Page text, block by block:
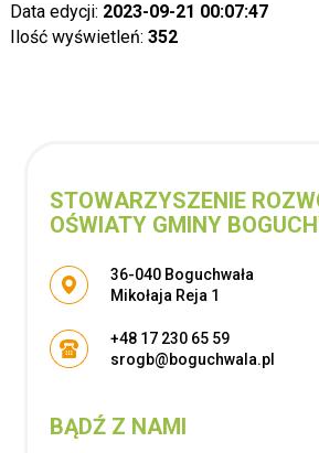
Data edycji: 2023-09-21 00:07:47
Ilość wyświetleń: 352
STOWARZYSZENIE
OŚWIATY GMINY
Adres pocztowy:
36-040 Boguchwała
Mikołaja Reja 1
+48 17 230 65 59
srogb@boguchwala.pl
BĄDŹ Z NAMI